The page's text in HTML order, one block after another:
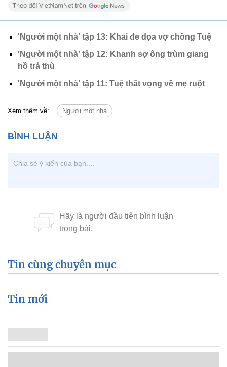
'Người một nhà' tập 13: Khải đe dọa vợ chồng Tuệ
'Người một nhà' tập 12: Khanh sợ ông trùm giang
hồ trả thù
'Người một nhà' tập 11: Tuệ thất vọng về mẹ ruột
Xem thêm về: Người một nhà
Tin cùng chuyên mục
Tin mới